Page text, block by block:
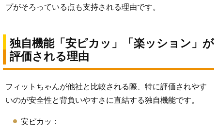
プがそろっている点も支持される理由です。
独自機能「安ピカッ」「楽ッション」が
評価される理由
フィットちゃんが他社と比較される際、特に評価されやす
いのが安全性と背負いやすさに直結する独自機能です。
安ピカッ：